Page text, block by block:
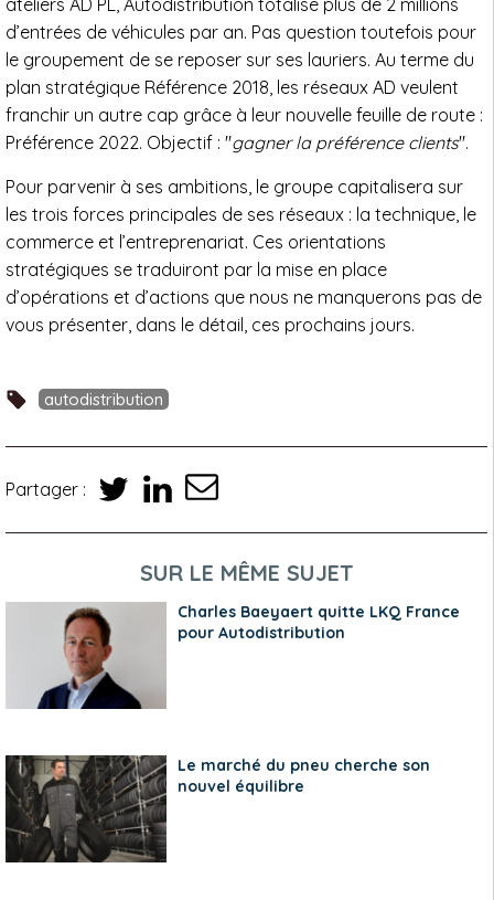
d’entrées de véhicules par an. Pas question toutefois pour
le groupement de se reposer sur ses lauriers. Au terme du
plan stratégique Référence 2018, les réseaux AD veulent
franchir un autre cap grâce à leur nouvelle feuille de route :
Préférence 2022. Objectif : "gagner la préférence clients".
Pour parvenir à ses ambitions, le groupe capitalisera sur
les trois forces principales de ses réseaux : la technique, le
commerce et l’entreprenariat. Ces orientations
stratégiques se traduiront par la mise en place
d’opérations et d’actions que nous ne manquerons pas de
vous présenter, dans le détail, ces prochains jours.
autodistribution
Partager :
SUR LE MÊME SUJET
Charles Baeyaert quitte LKQ France
pour Autodistribution
Le marché du pneu cherche son
nouvel équilibre